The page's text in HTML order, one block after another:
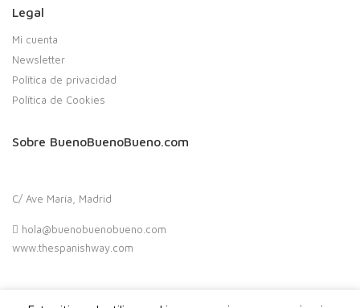
Legal
Mi cuenta
Newsletter
Política de privacidad
Política de Cookies
Sobre BuenoBuenoBueno.com
C/ Ave María, Madrid
hola@buenobuenobueno.com
www.thespanishway.com